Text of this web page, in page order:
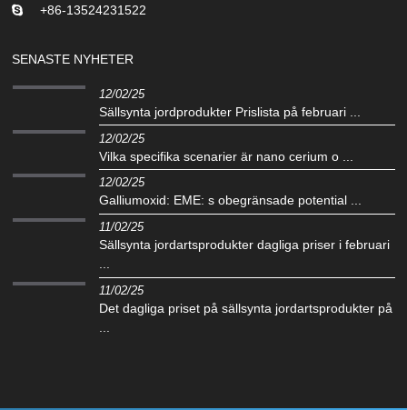
+86-13524231522
SENASTE NYHETER
12/02/25
Sällsynta jordprodukter Prislista på februari ...
12/02/25
Vilka specifika scenarier är nano cerium o ...
12/02/25
Galliumoxid: EME: s obegränsade potential ...
11/02/25
Sällsynta jordartsprodukter dagliga priser i februari
...
11/02/25
Det dagliga priset på sällsynta jordartsprodukter på